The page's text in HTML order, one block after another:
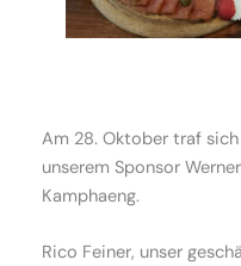
Am 28. Oktober traf
unserem Sponsor
Kamphaeng.
Rico Feiner, unser